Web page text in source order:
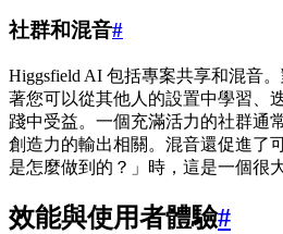
社群和混音#
Higgsfield AI 包括專案共享和混音
著您可以從其他人的設置中學習、
踐中受益。一個充滿活力的社群通
創造力的輸出相關。混音還促進
是怎麼做到的？」時，這是一個很
效能與使用者體驗#